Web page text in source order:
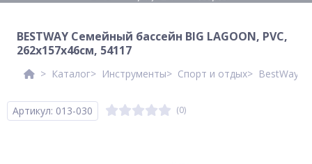
BESTWAY Семейный бассейн BIG LAGOON, PVC,
262х157х46см, 54117
Каталог Инструменты Спорт и отдых BestWay
Артикул: 013-030 (0)